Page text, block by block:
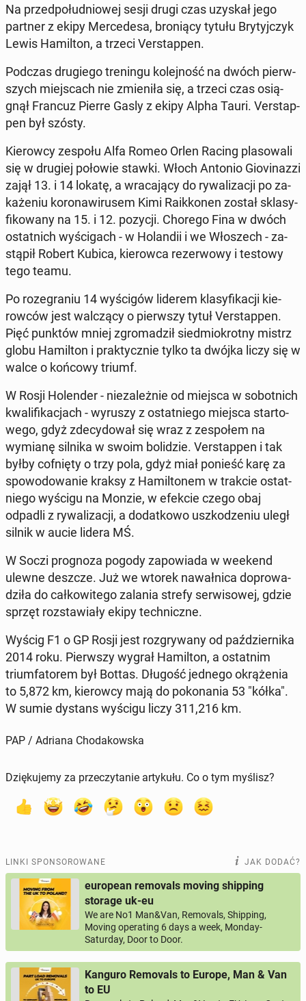
Na przed­po­łu­dnio­wej sesji drugi czas uzyskał jego
partner z ekipy Mer­ce­de­sa, bro­nią­cy tytułu Bry­tyj­czyk
Lewis Ha­mil­ton, a trzeci Ver­stap­pen.
Podczas dru­gie­go tre­nin­gu ko­lej­ność na dwóch pierw­
szych miej­scach nie zmie­ni­ła się, a trzeci czas osią­
gnął Francuz Pierre Gasly z ekipy Alpha Tauri. Ver­stap­
pen był szósty.
Kie­row­cy zespołu Alfa Romeo Orlen Racing pla­so­wa­li
się w drugiej połowie stawki. Włoch Antonio Gio­vi­naz­zi
zajął 13. i 14 lokatę, a wra­ca­ją­cy do ry­wa­li­za­cji po za­
ka­że­niu ko­ro­na­wi­ru­sem Kimi Ra­ik­ko­nen został skla­sy­
fi­ko­wa­ny na 15. i 12. pozycji. Chorego Fina w dwóch
ostat­nich wy­ści­gach - w Ho­lan­dii i we Wło­szech - za­
stą­pił Robert Kubica, kie­row­ca re­zer­wo­wy i testowy
tego teamu.
Po ro­ze­gra­niu 14 wy­ści­gów liderem kla­sy­fi­ka­cji kie­
row­ców jest wal­czą­cy o pierw­szy tytuł Ver­stap­pen.
Pięć punktów mniej zgro­ma­dził sied­mio­krot­ny mistrz
globu Ha­mil­ton i prak­tycz­nie tylko ta dwójka liczy się w
walce o końcowy triumf.
W Rosji Ho­len­der - nie­za­leż­nie od miejsca w so­bot­nich
kwa­li­fi­ka­cjach - wyruszy z ostat­nie­go miejsca star­to­
we­go, gdyż zde­cy­do­wał się wraz z ze­spo­łem na
wymianę silnika w swoim bo­li­dzie. Ver­stap­pen i tak
byłby cof­nię­ty o trzy pola, gdyż miał ponieść karę za
spo­wo­do­wa­nie kraksy z Ha­mil­to­nem w trakcie ostat­
nie­go wyścigu na Monzie, w efekcie czego obaj
odpadli z ry­wa­li­za­cji, a do­dat­ko­wo uszko­dze­niu uległ
silnik w aucie lidera MŚ.
W Soczi pro­gno­za pogody za­po­wia­da w weekend
ulewne deszcze. Już we wtorek na­wał­ni­ca do­pro­wa­
dzi­ła do cał­ko­wi­te­go zalania strefy ser­wi­so­wej, gdzie
sprzęt roz­sta­wia­ły ekipy tech­nicz­ne.
Wyścig F1 o GP Rosji jest roz­gry­wa­ny od paź­dzier­ni­ka
2014 roku. Pierw­szy wygrał Ha­mil­ton, a ostat­nim
trium­fa­to­rem był Bottas. Długość jednego okrą­że­nia
to 5,872 km, kie­row­cy mają do po­ko­na­nia 53 "kółka".
W sumie dystans wyścigu liczy 311,216 km.
PAP / Adriana Chodakowska
Dziękujemy za przeczytanie artykułu. Co o tym myślisz?
LINKI SPONSOROWANE JAK DODAĆ?
european removals moving shipping
storage uk-eu
We are No1 Man&Van, Removals, Shipping,
Moving operating 6 days a week, Monday-
Saturday, Door to Door.
Kanguro Removals to Europe, Man & Van
to EU